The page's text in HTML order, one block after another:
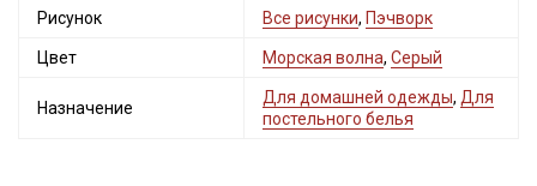
Рисунок Все рисунки, Пэчворк
Цвет Морская волна, Серый
Назначение
Для домашней одежды, Для
постельного белья